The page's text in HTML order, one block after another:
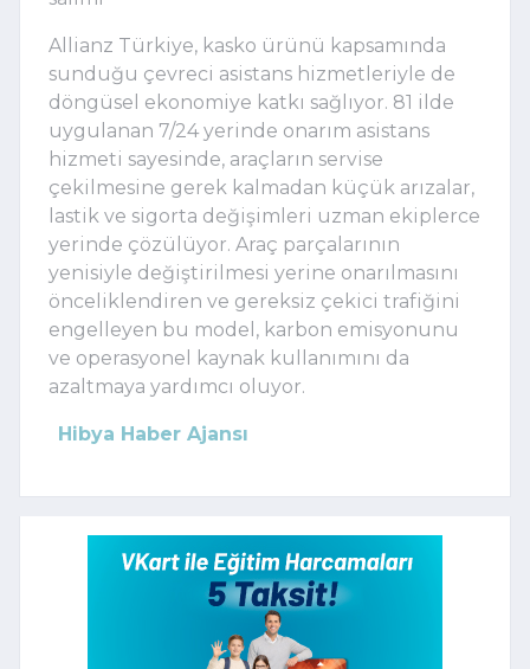
Allianz Türkiye, kasko ürünü kapsamında
sunduğu çevreci asistans hizmetleriyle de
döngüsel ekonomiye katkı sağlıyor. 81 ilde
uygulanan 7/24 yerinde onarım asistans
hizmeti sayesinde, araçların servise
çekilmesine gerek kalmadan küçük arızalar,
lastik ve sigorta değişimleri uzman ekiplerce
yerinde çözülüyor. Araç parçalarının
yenisiyle değiştirilmesi yerine onarılmasını
önceliklendiren ve gereksiz çekici trafiğini
engelleyen bu model, karbon emisyonunu
ve operasyonel kaynak kullanımını da
azaltmaya yardımcı oluyor.
Hibya Haber Ajansı